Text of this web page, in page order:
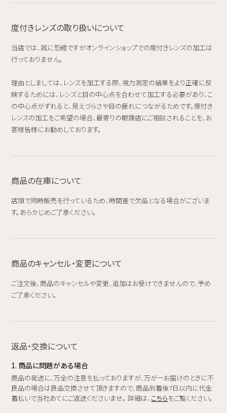
度付きレンズの取り扱いについて
当店では、誠に恐縮ですがオンラインショップでの度付きレンズの加工は
行っておりません。
理由としましては、レンズを加工する際、視力測定の結果をより正確に反
映するためには、レンズと目の中心点を合わせて加工する必要があり、こ
の中心点がずれると、見えづらさや目の疲れにつながるためです。度付き
レンズの加工をご希望の場合、最寄りの眼鏡店にご相談されることを、お
客様皆様にお勧めしております。
商品の在庫について
店頭で同時販売を行っているため、時間差で欠品となる場合がございま
す。あらかじめご了承ください。
商品のキャンセル・変更について
ご注文後、商品のキャンセルや変更、追加はお受けできませんので、予め
ご了承ください。
返品・交換について
1. 商品に問題がある場合
商品の発送に、万全の注意を払っておりますが、万が一お届けのときに不
良品の場合は良品交換させて頂きますので、商品到着後7日以内に代金
着払いで当社あてにご返送くださいませ。 詳細は、 こちらをご覧ください。